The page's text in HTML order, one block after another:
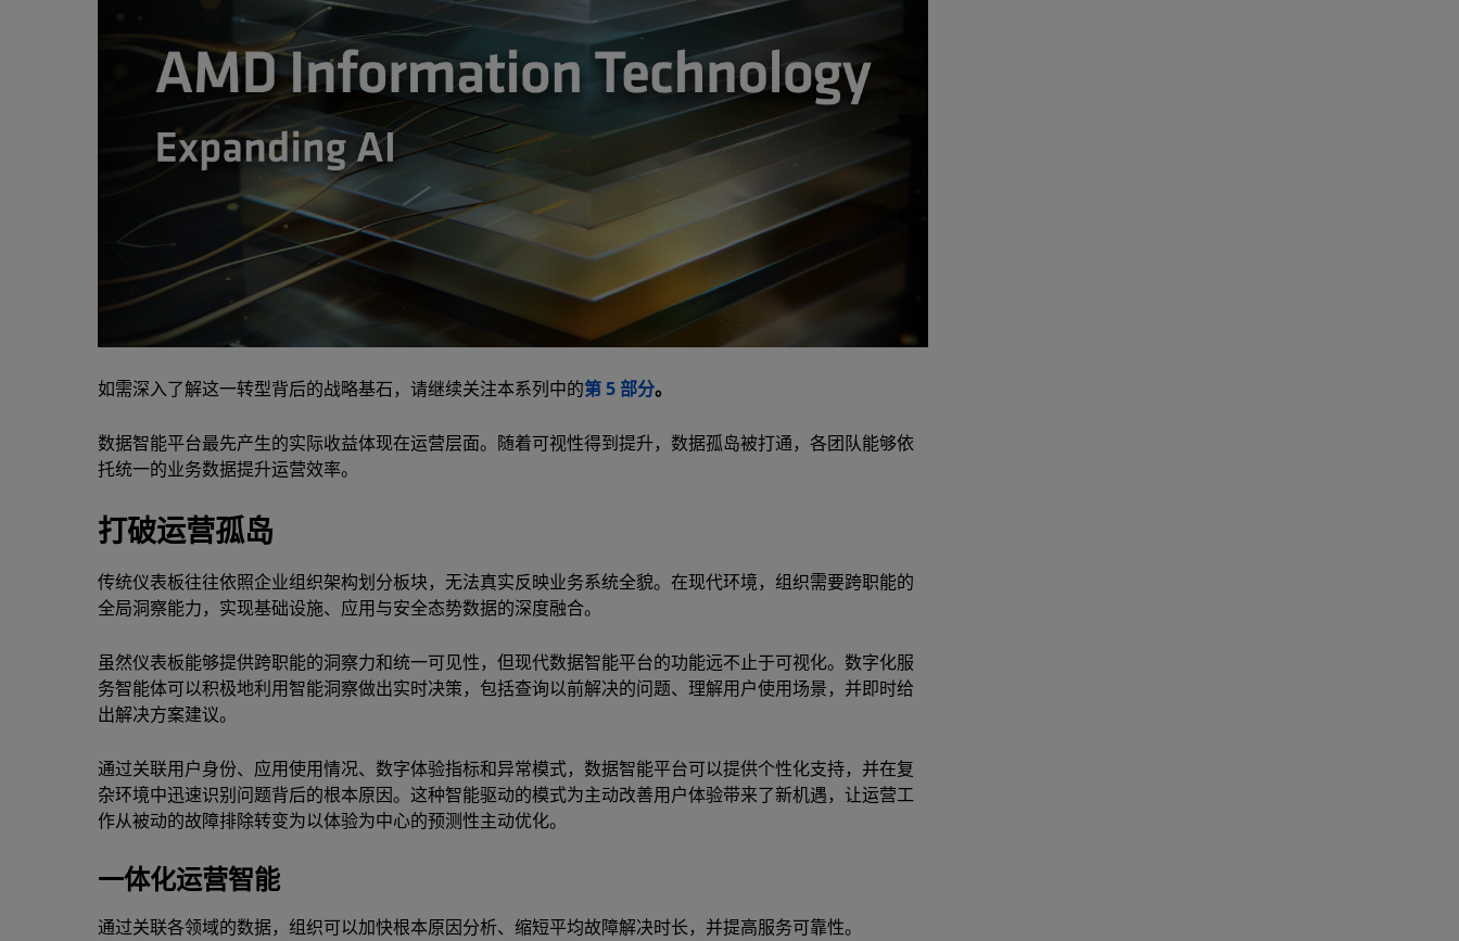
如需深入了解这一转型背后的战略基石，请继续关注本系列中的第 5 部分。
数据智能平台最先产生的实际收益体现在运营层面。随着可视性得到提升，数据孤岛被打通，各团队能够依
托统一的业务数据提升运营效率。
打破运营孤岛
传统仪表板往往依照企业组织架构划分板块，无法真实反映业务系统全貌。在现代环境，组织需要跨职能的
全局洞察能力，实现基础设施、应用与安全态势数据的深度融合。
虽然仪表板能够提供跨职能的洞察力和统一可见性，但现代数据智能平台的功能远不止于可视化。数字化服
务智能体可以积极地利用智能洞察做出实时决策，包括查询以前解决的问题、理解用户使用场景，并即时给
出解决方案建议。
通过关联用户身份、应用使用情况、数字体验指标和异常模式，数据智能平台可以提供个性化支持，并在复
杂环境中迅速识别问题背后的根本原因。这种智能驱动的模式为主动改善用户体验带来了新机遇，让运营工
作从被动的故障排除转变为以体验为中心的预测性主动优化。
一体化运营智能
通过关联各领域的数据，组织可以加快根本原因分析、缩短平均故障解决时长，并提高服务可靠性。